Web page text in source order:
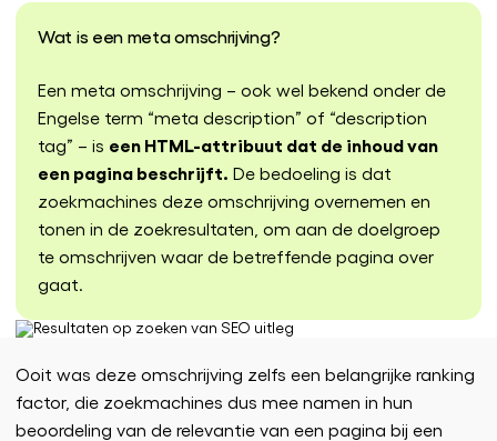
Wat is een meta omschrijving?
Een meta omschrijving – ook wel bekend onder de
Engelse term “meta description” of “description
tag” – is een HTML-attribuut dat de inhoud van
een pagina beschrijft. De bedoeling is dat
zoekmachines deze omschrijving overnemen en
tonen in de zoekresultaten, om aan de doelgroep
te omschrijven waar de betreffende pagina over
gaat.
Ooit was deze omschrijving zelfs een belangrijke ranking
factor, die zoekmachines dus mee namen in hun
beoordeling van de relevantie van een pagina bij een